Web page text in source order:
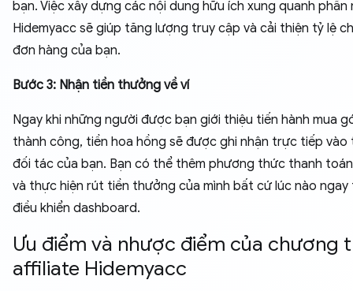
bạn. Việc xây dựng các nội dung hữu ích xung quanh phần
Hidemyacc sẽ giúp tăng lượng truy cập và cải thiện tỷ lệ
đơn hàng của bạn.
Bước 3: Nhận tiền thưởng về ví
Ngay khi những người được bạn giới thiệu tiến hành mua
thành công, tiền hoa hồng sẽ được ghi nhận trực tiếp vào
đối tác của bạn. Bạn có thể thêm phương thức thanh
và thực hiện rút tiền thưởng của mình bất cứ lúc nào
điều khiển dashboard.
Ưu điểm và nhược điểm của chương
affiliate Hidemyacc